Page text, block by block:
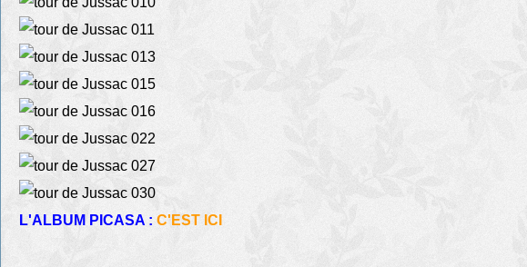
L'ALBUM PICASA : C'EST ICI